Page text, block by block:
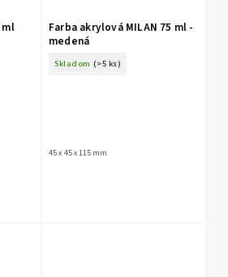
ml
Farba akrylová MILAN 75 ml -
medená
Skladom (>5 ks)
45 x 45 x 115 mm